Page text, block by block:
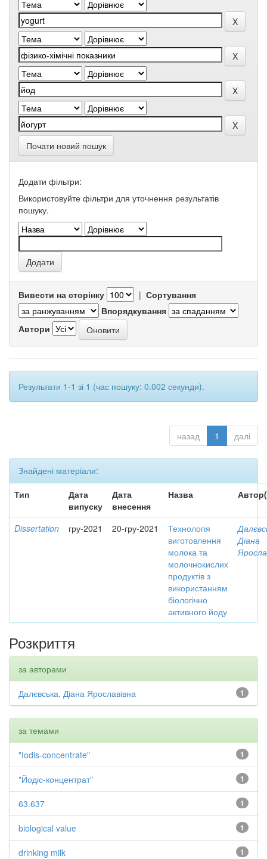
Почати новий пошук
Додати фільтри:
Використовуйте фільтри для уточнення результатів
пошуку.
Вивести на сторінку | Сортування
Впорядкування
Автори
Результати 1-1 зі 1 (час пошуку: 0.002 секунди).
назад 1 далі
Знайдені матеріали:
Тип
Дата
випуску
Дата
внесення
Назва
Dissertation гру-2021 20-гру-2021
Технологія
виготовлення
молока та
молочнокислих
продуктів з
використанням
біологічно
активного йоду
Діана
Розкриття
за авторами
1
Далєвська, Діана Ярославівна
за темами
1
"Iodis-concentrate"
1
"Йодіс-концентрат"
1
63.637
1
biological value
1
drinking milk